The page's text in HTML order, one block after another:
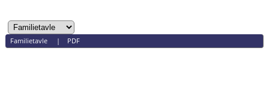
Familietavle | PDF